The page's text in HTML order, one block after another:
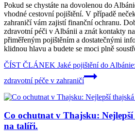
Pokud se chystáte na dovolenou do
vhodné cestovní pojištění. V případě
zahraničí vám zajistí finanční ochranu.
zdravotní péči v Albánii a znát kontakty
přiměřeným pojištěním a dostatečnými
klidnou hlavu a budete se moci plně
ČÍST ČLÁNEK Jaké pojištění do
zdravotní péče v zahraničí
Co ochutnat v Thajsku:
na talíři.